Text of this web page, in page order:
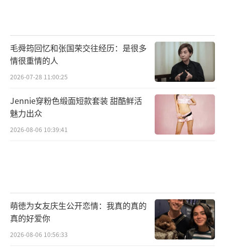
毛舜筠回忆和张国荣交往经历：是很多
情很重情的人
2026-07-28 11:00:25
Jennie穿粉色缎面短款套装 甜酷鲜活
魅力出众
2026-08-06 10:39:41
萌徳为女友庆生公开恋情：我真的真的
真的好爱你
2026-08-06 10:56:33